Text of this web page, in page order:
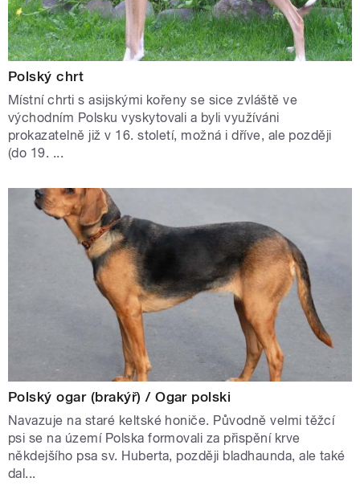
Polský chrt
Místní chrti s asijskými kořeny se sice zvláště ve
východním Polsku vyskytovali a byli využíváni
prokazatelně již v 16. století, možná i dříve, ale později
(do 19. ...
Polský ogar (brakýř) / Ogar polski
Navazuje na staré keltské honiče. Původně velmi těžcí
psi se na území Polska formovali za přispění krve
někdejšího psa sv. Huberta, později bladhaunda, ale také
dal...